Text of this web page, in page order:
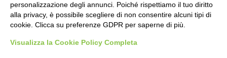
personalizzazione degli annunci. Poiché rispettiamo il tuo diritto
alla privacy, è possibile scegliere di non consentire alcuni tipi di
cookie. Clicca su preferenze GDPR per saperne di più.
Visualizza la Cookie Policy Completa